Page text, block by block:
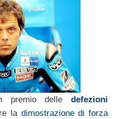
premio delle defezioni
la dimostrazione di forza